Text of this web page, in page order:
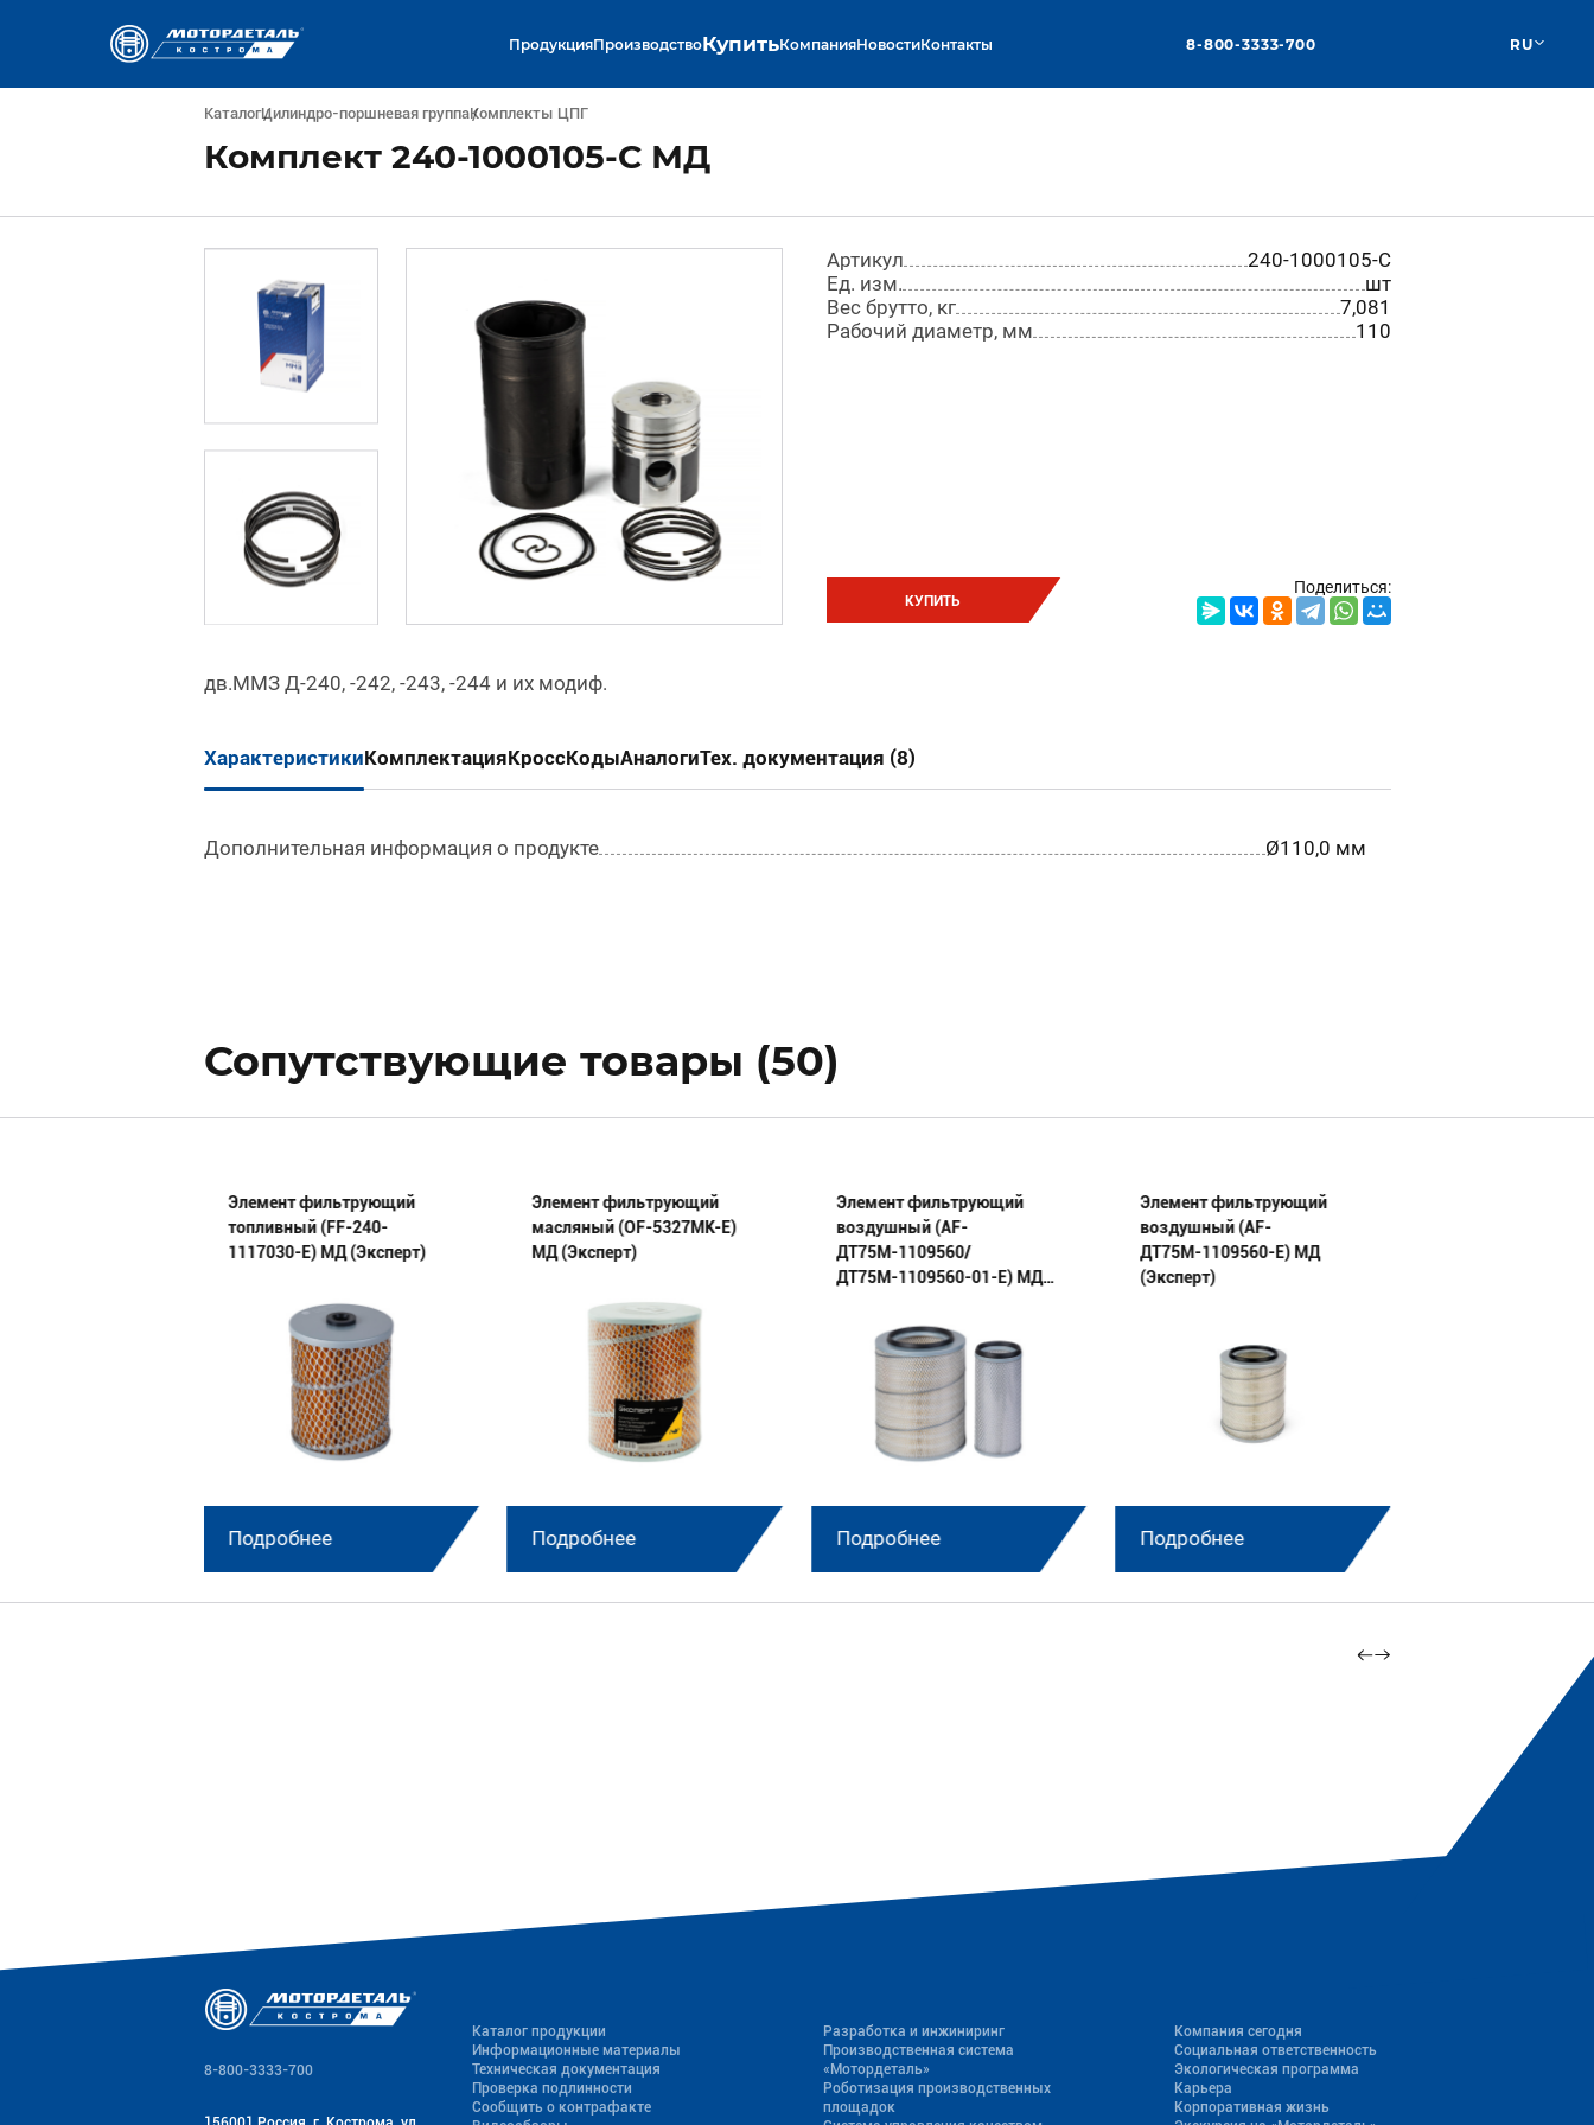
ПродукцияПроизводствоКупитьКомпанияНовостиКонтакты 8-800-3333-700 RU
КаталогЦилиндро-поршневая группаКомплекты ЦПГ
Комплект 240-1000105-С МД
Артикул
240-1000105-С
Ед. изм.
шт
Вес брутто, кг
7,081
Рабочий диаметр, мм
110
КУПИТЬ
Поделиться:
дв.ММЗ Д-240, -242, -243, -244 и их модиф.
ХарактеристикиКомплектацияКроссКодыАналогиТех. документация (8)
Дополнительная информация о продукте Ø110,0 мм
Сопутствующие товары (50)
Элемент фильтрующий
топливный (FF-240-
1117030-E) МД (Эксперт)
Подробнее
Элемент фильтрующий
масляный (OF-5327МК-E)
МД (Эксперт)
Подробнее
Элемент фильтрующий
воздушный (AF-
ДТ75М-1109560/
ДТ75М-1109560-01-E) МД
Подробнее
Элемент фильтрующий
воздушный (AF-
ДТ75М-1109560-E) МД
(Эксперт)
Подробнее
8-800-3333-700
Каталог продукции
Информационные материалы
Техническая документация
Проверка подлинности
Сообщить о контрафакте
Разработка и инжиниринг
Производственная система
«Mотордеталь»
Роботизация производственных
площадок
Компания сегодня
Социальная ответственность
Экологическая программа
Карьера
Корпоративная жизнь